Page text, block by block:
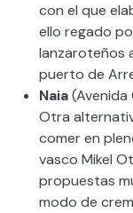
con el que
ello regado
lanzaroteños
puerto de
Naia(Avenida
Otra
comer en
vasco Mikel
propuestas
modo de